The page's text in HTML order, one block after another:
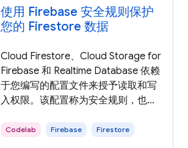
使用 Firebase 安全规则保护
您的 Firestore 数据
Cloud Firestore、Cloud Storage for
Firebase 和 Realtime Database 依赖
于您编写的配置文件来授予读取和写
入权限。该配置称为安全规则，也可
中最重要的部分之一。此 Codelab 将
Codelab Firebase Firestore